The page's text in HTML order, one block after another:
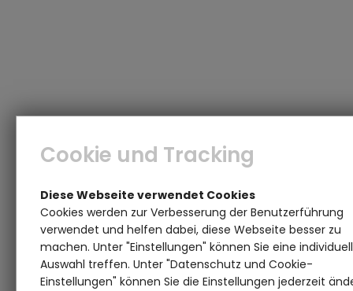
Cookie und Tracking
Diese Webseite verwendet Cookies
Cookies werden zur Verbesserung der Benutzerführung
verwendet und helfen dabei, diese Webseite besser zu
machen. Unter "Einstellungen" können Sie eine
Auswahl treffen. Unter "Datenschutz und Cookie-
Einstellungen" können Sie die Einstellungen jederzeit